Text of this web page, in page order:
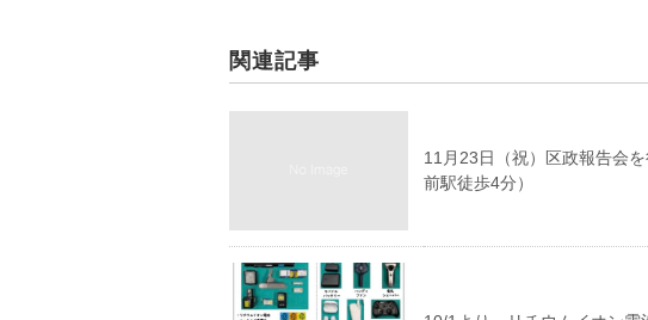
関連記事
11月23日（祝）区政報告会
前駅徒歩4分）